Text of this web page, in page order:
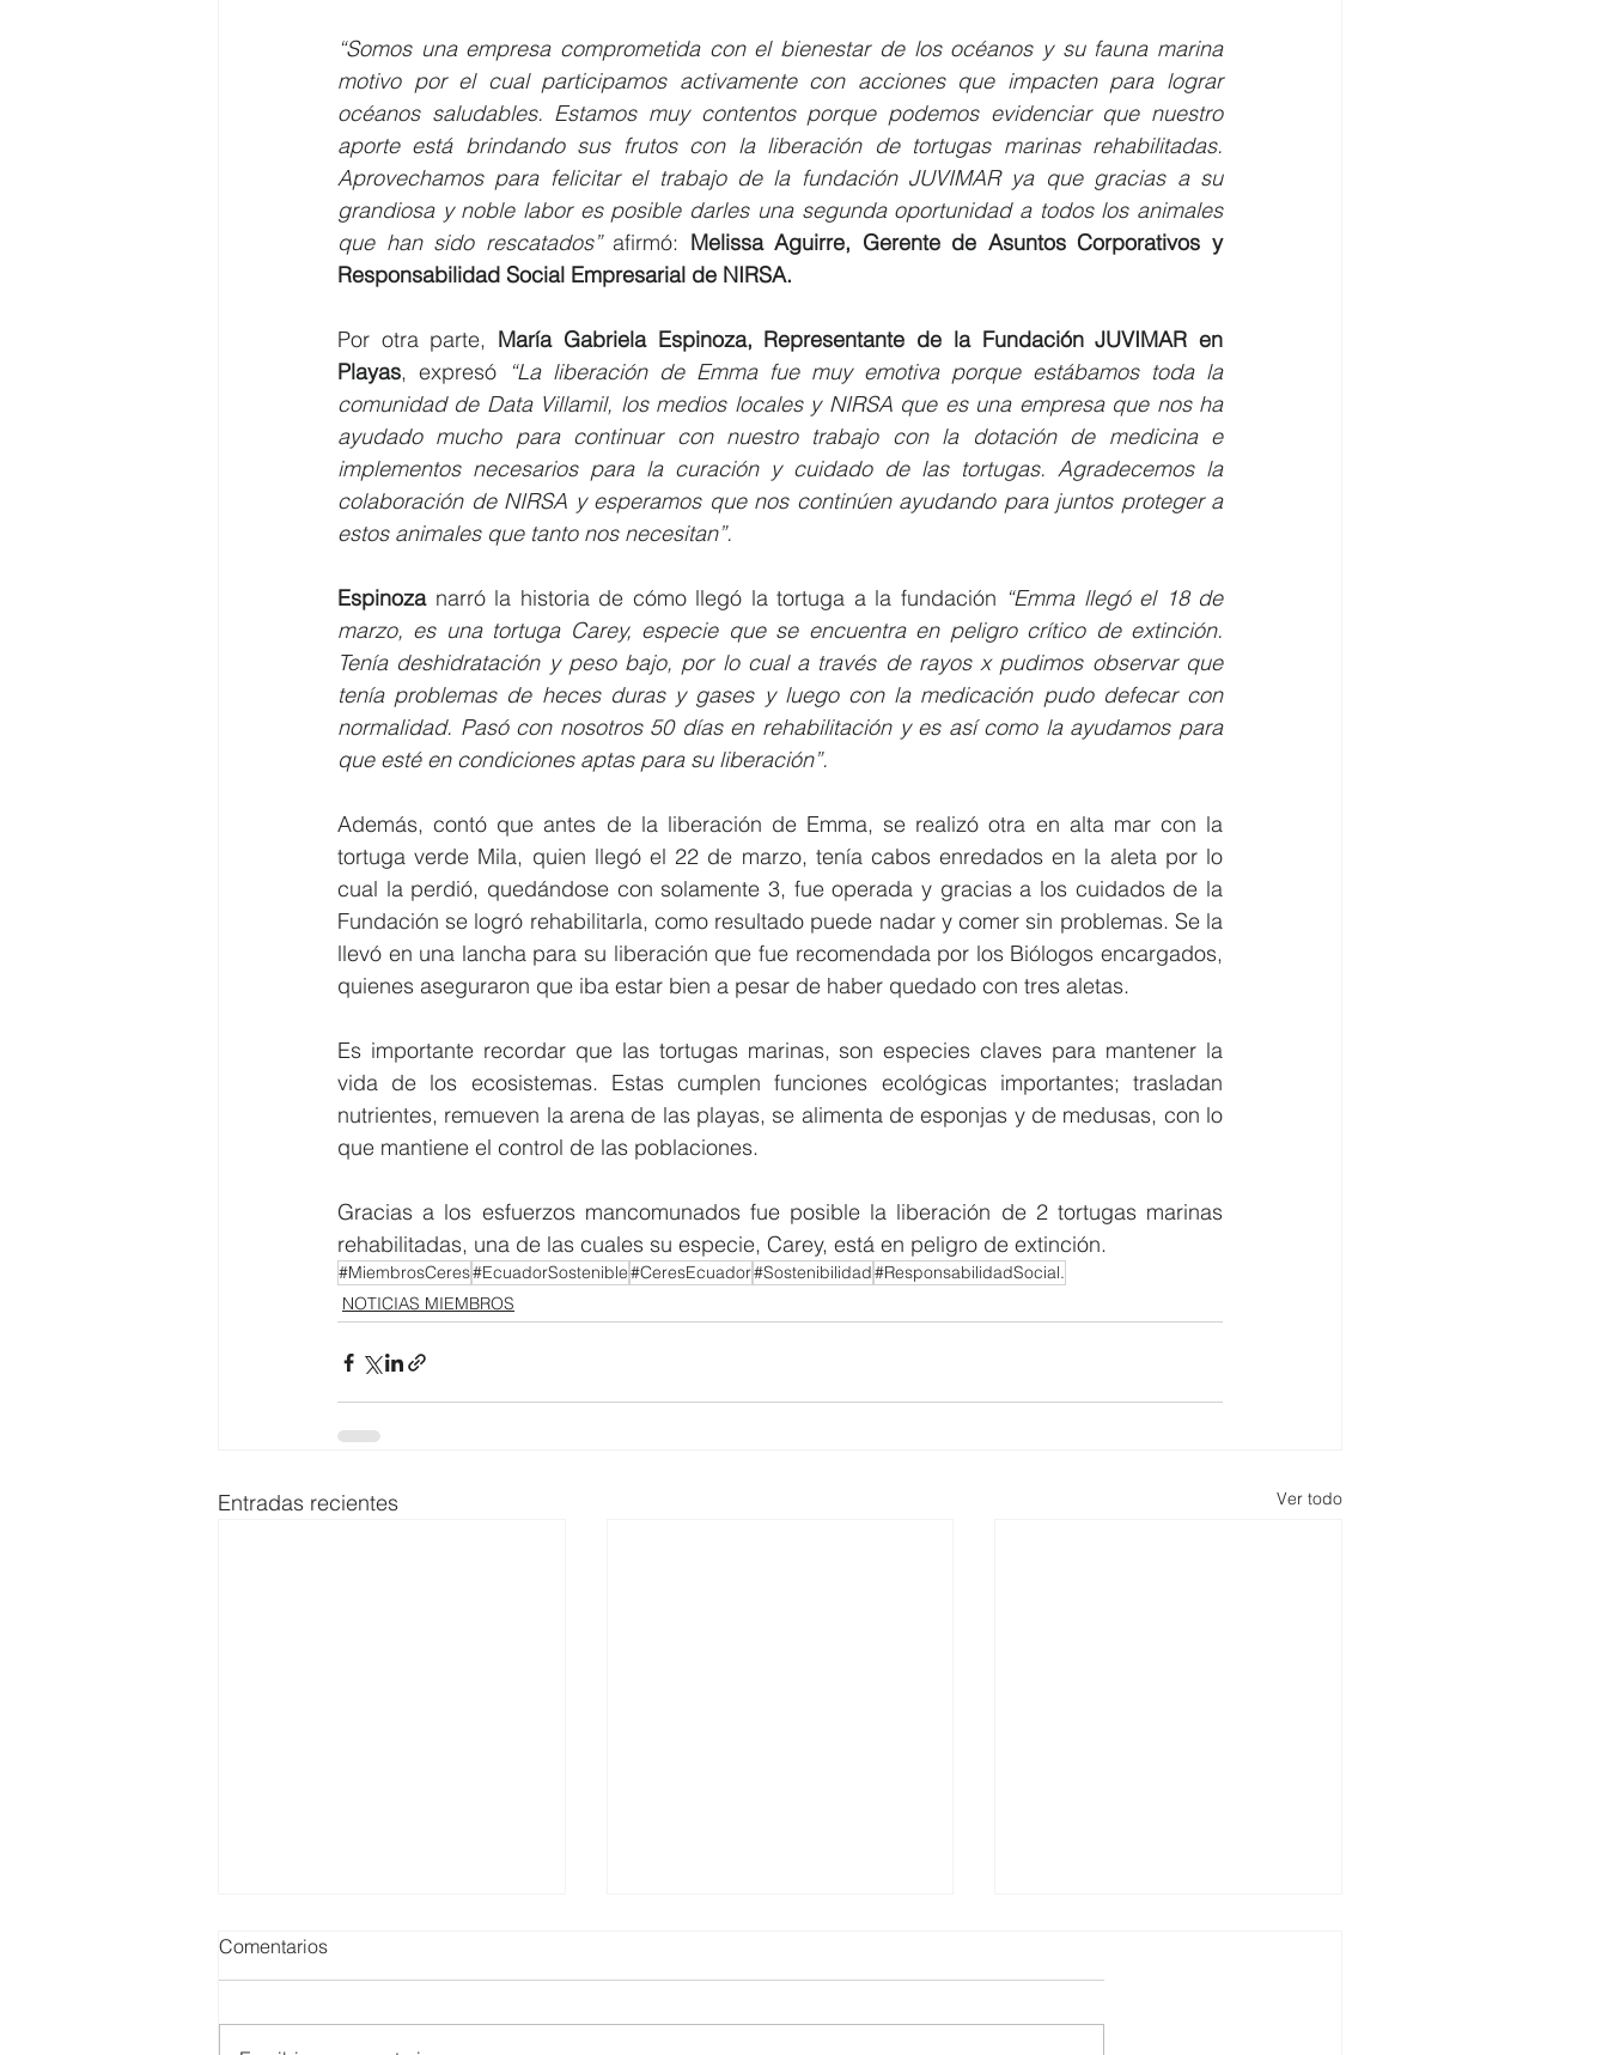
“Somos una empresa comprometida con el bienestar de los océanos y su fauna marina
motivo por el cual participamos activamente con acciones que impacten para lograr
océanos saludables. Estamos muy contentos porque podemos evidenciar que nuestro
aporte está brindando sus frutos con la liberación de tortugas marinas rehabilitadas.
Aprovechamos para felicitar el trabajo de la fundación JUVIMAR ya que gracias a su
grandiosa y noble labor es posible darles una segunda oportunidad a todos los animales
que han sido rescatados” afirmó: Melissa Aguirre, Gerente de Asuntos Corporativos y
Responsabilidad Social Empresarial de NIRSA.
Por otra parte, María Gabriela Espinoza, Representante de la Fundación JUVIMAR en
Playas, expresó
“La liberación de Emma fue muy emotiva porque estábamos toda la
comunidad de Data Villamil, los medios locales y NIRSA que es una empresa que nos ha
ayudado mucho para continuar con nuestro trabajo con la dotación de medicina e
implementos necesarios para la curación y cuidado de las tortugas. Agradecemos la
colaboración de NIRSA y esperamos que nos continúen ayudando para juntos proteger a
estos animales que tanto nos necesitan”.
Espinoza narró la historia de cómo llegó la tortuga a la fundación “Emma llegó el 18 de
marzo, es una tortuga Carey, especie que se encuentra en peligro crítico de extinción.
Tenía deshidratación y peso bajo, por lo cual a través de rayos x pudimos observar que
tenía problemas de heces duras y gases y luego con la medicación pudo defecar con
normalidad. Pasó con nosotros 50 días en rehabilitación y es así como la ayudamos para
que esté en condiciones aptas para su liberación”.
Además, contó que antes de la liberación de Emma, se realizó otra en alta mar con la
tortuga verde Mila, quien llegó el 22 de marzo, tenía cabos enredados en la aleta por lo
cual la perdió, quedándose con solamente 3, fue operada y gracias a los cuidados de la
Fundación se logró rehabilitarla, como resultado puede nadar y comer sin problemas. Se la
llevó en una lancha para su liberación que fue recomendada por los Biólogos encargados,
quienes aseguraron que iba estar bien a pesar de haber quedado con tres aletas.
Es importante recordar que las tortugas marinas, son especies claves para mantener la
vida de los ecosistemas. Estas cumplen funciones ecológicas importantes; trasladan
nutrientes, remueven la arena de las playas, se alimenta de esponjas y de medusas, con lo
que mantiene el control de las poblaciones.
Gracias a los esfuerzos mancomunados fue posible la liberación de 2 tortugas marinas
rehabilitadas, una de las cuales su especie, Carey, está en peligro de extinción.
#MiembrosCeres#EcuadorSostenible#CeresEcuador#Sostenibilidad#ResponsabilidadSocial.
NOTICIAS MIEMBROS
Entradas recientes Ver todo
Comentarios